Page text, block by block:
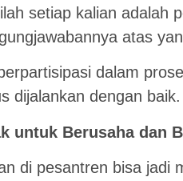
setiap kalian adalah
atas
dalam
dijalankan dengan baik.
untuk Berusaha dan
di pesantren bisa jadi